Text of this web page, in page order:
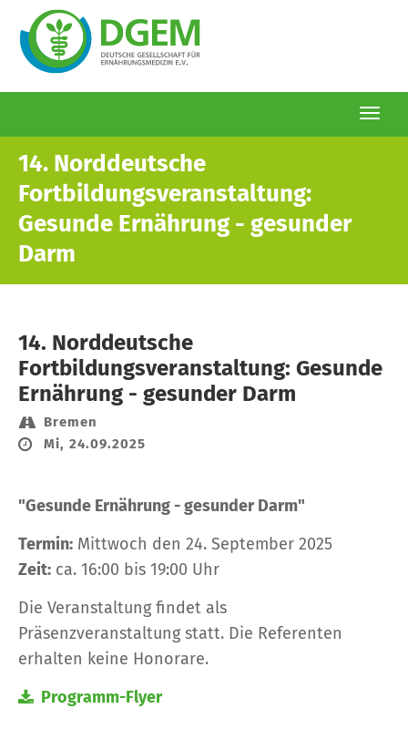
zum
Inhalt
14. Norddeutsche
Fortbildungsveranstaltung:
Gesunde Ernährung - gesunder
Darm
14. Norddeutsche
Fortbildungsveranstaltung: Gesunde
Ernährung - gesunder Darm
Bremen
Mi, 24.09.2025
"Gesunde Ernährung - gesunder Darm"
Termin: Mittwoch den 24. September 2025
Zeit: ca. 16:00 bis 19:00 Uhr
Die Veranstaltung findet als
Präsenzveranstaltung statt. Die Referenten
erhalten keine Honorare.
Programm-Flyer